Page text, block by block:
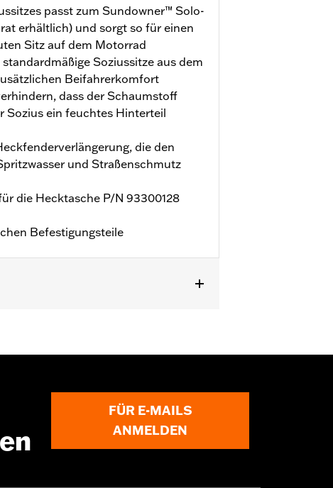
passt zum Sundowner™ Solo-
erhältlich) und sorgt so für einen
Sitz auf dem Motorrad
Soziussitze aus dem
Beifahrerkomfort
dass der Schaumstoff
Sozius ein feuchtes Hinterteil
die den
und Straßenschmutz
die Hecktasche P/N 93300128
Befestigungsteile
Installationsanleitung
FÜR E-MAILS
ANMELDEN